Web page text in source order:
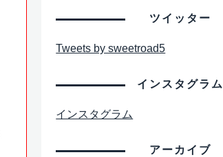
ツイッター
Tweets by sweetroad5
インスタグラム
インスタグラム
アーカイブ